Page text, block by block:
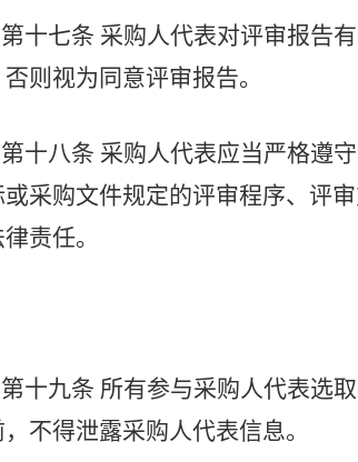
第十七条 采购人代表对评审报告
则视为同意评审报告。
第十八条 采购人代表应当严格遵
或采购文件规定的评审程序、评
责任。
第十九条 所有参与采购人代表选
不得泄露采购人代表信息。